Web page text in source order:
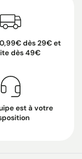
dès 29€ et
dès 49€
est à votre